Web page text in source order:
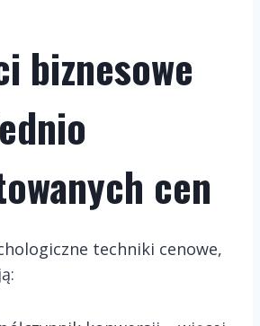
biznesowe
cen
techniki cenowe,